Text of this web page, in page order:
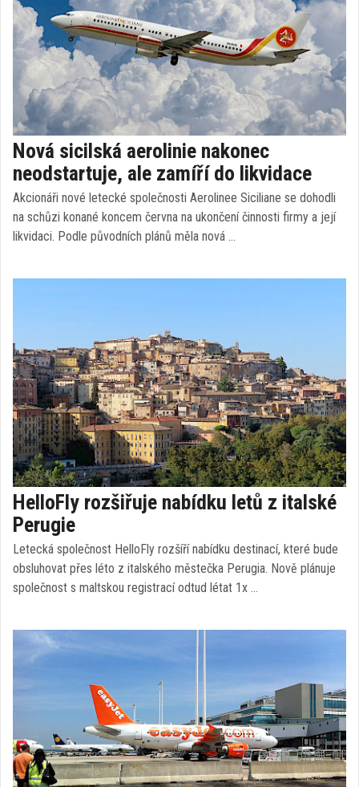
Nová sicilská aerolinie nakonec
neodstartuje, ale zamíří do likvidace
Akcionáři nové letecké společnosti Aerolinee Siciliane se dohodli
na schůzi konané koncem června na ukončení činnosti firmy a její
likvidaci. Podle původních plánů měla nová …
HelloFly rozšiřuje nabídku letů z italské
Perugie
Letecká společnost HelloFly rozšíří nabídku destinací, které bude
obsluhovat přes léto z italského městečka Perugia. Nově plánuje
společnost s maltskou registrací odtud létat 1x …